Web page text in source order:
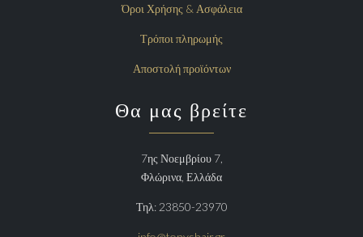
Όροι Χρήσης & Ασφάλεια
Τρόποι πληρωμής
Αποστολή προϊόντων
Θα μας βρείτε
7ης Νοεμβρίου 7,
Φλώρινα, Ελλάδα
Τηλ: 23850-23970